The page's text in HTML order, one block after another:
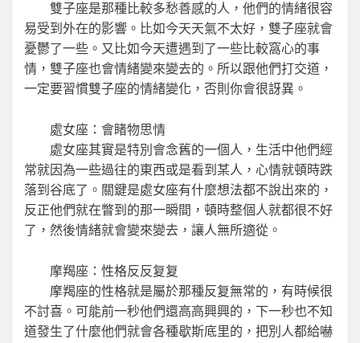
雙子座是那種比較多愁善感的人，他們的情緒很容
易受到外在的影響。比如今天天氣不太好，雙子座就會
憂鬱了一些。又比如今天遭遇到了一些比較窩心的事
情，雙子座也會情緒變來變去的。所以跟他們打交道，
一定要習慣雙子座的情緒變化，否則你會很訝異。
處女座：會睹物思情
處女座其實是特別會念舊的一個人，生活中他們經
常就因為一些過往的東西或是看到某人，心情就頓時跌
落到谷底了。關鍵是處女座有什麼想法都不說出來的，
反正他們就在瞥到的那一瞬間，頓時整個人就都很不好
了，然後情緒就會變來變去，讓人無所適從。
摩羯座：性格反反复复
摩羯座的性格就是屬於那種反复無常的，有時候很
不討喜。可能前一秒他們還高高興興的，下一秒也不知
道發生了什麼他們就會各種歇斯底里的，把別人都給嚇